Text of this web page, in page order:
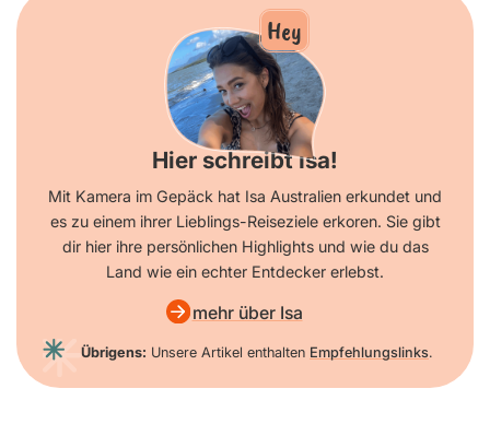
Hey
Hier schreibt Isa!
Mit Kamera im Gepäck hat Isa Australien erkundet und
es zu einem ihrer Lieblings-Reiseziele erkoren. Sie gibt
dir hier ihre persönlichen Highlights und wie du das
Land wie ein echter Entdecker erlebst.
mehr über Isa
Übrigens: Unsere Artikel enthalten Empfehlungslinks.